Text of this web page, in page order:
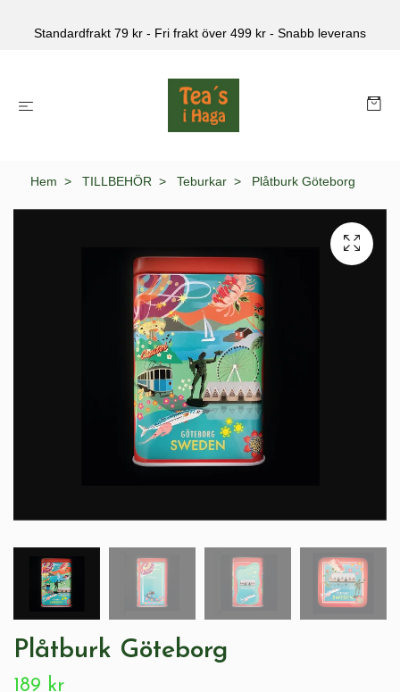
Standardfrakt 79 kr - Fri frakt över 499 kr - Snabb leverans
Hem TILLBEHÖR Teburkar Plåtburk Göteborg
Plåtburk Göteborg
189 kr